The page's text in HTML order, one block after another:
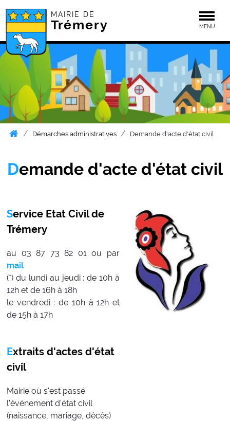
MAIRIE DE
Trémery MENU
Démarches administratives Demande d'acte d'état civil
Demande d'acte d'état civil
Service Etat Civil de
Trémery
au 03 87 73 82 01 ou par
mail
(*) du lundi au jeudi : de 10h à
12h et de 16h à 18h
le vendredi : de 10h à 12h et
de 15h à 17h
Extraits d'actes d'état
civil
Mairie où s'est passé
l'événement d'état civil
(naissance, mariage, décès)